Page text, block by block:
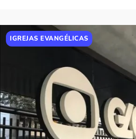
IGREJAS EVANGÉLICAS